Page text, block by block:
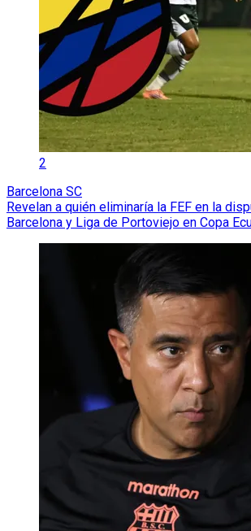
2
Barcelona SC
Revelan a quién eliminaría la FEF en la
Barcelona y Liga de Portoviejo en Copa